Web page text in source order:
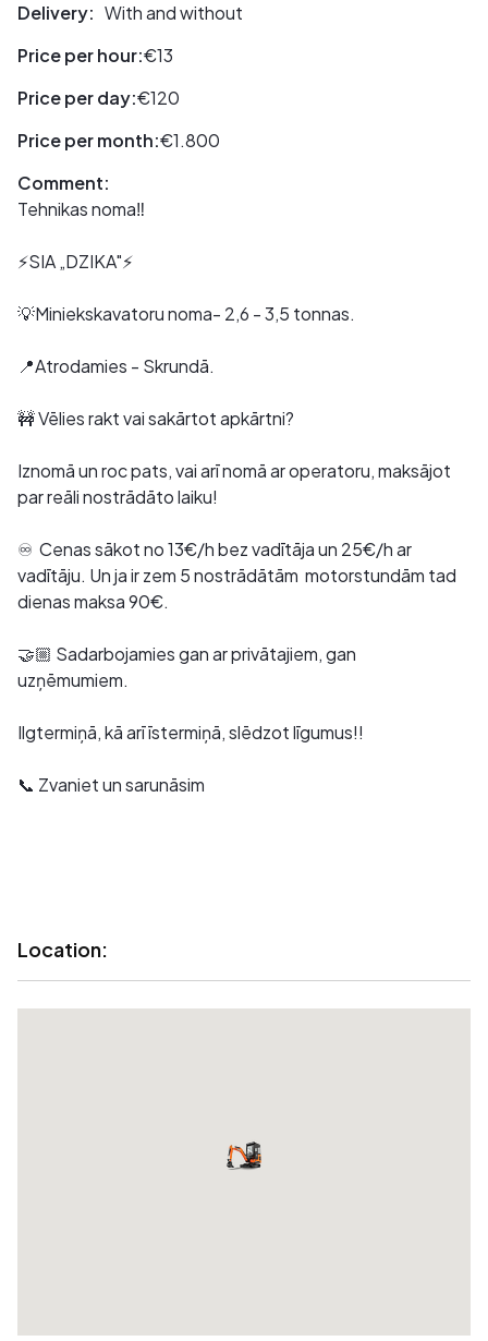
Delivery: With and without
Price per hour:€13
Price per day:€120
Price per month:€1.800
Comment:
Tehnikas noma‼️
⚡️SIA „DZIKA"⚡️
💡Miniekskavatoru noma- 2,6 - 3,5 tonnas.
📍Atrodamies - Skrundā.
🚧 Vēlies rakt vai sakārtot apkārtni?
Iznomā un roc pats, vai arī nomā ar operatoru, maksājot
par reāli nostrādāto laiku!
♾️ Cenas sākot no 13€/h bez vadītāja un 25€/h ar
vadītāju. Un ja ir zem 5 nostrādātām motorstundām tad
dienas maksa 90€.
🤝🏼 Sadarbojamies gan ar privātajiem, gan
uzņēmumiem.
Ilgtermiņā, kā arī īstermiņā, slēdzot līgumus!!
📞 Zvaniet un sarunāsim
Location: